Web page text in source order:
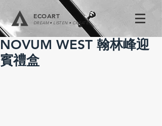
ECOART
DREAM • LISTEN • CREATE
NOVUM WEST 翰林峰迎
賓禮盒